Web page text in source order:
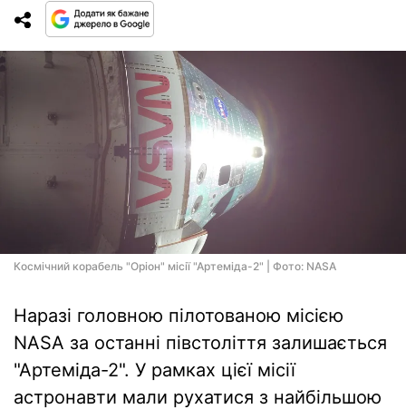
Космічний корабель "Оріон" місії "Артеміда-2" | Фото: NASA
Наразі головною пілотованою місією
NASA за останні півстоліття залишається
"Артеміда-2". У рамках цієї місії
астронавти мали рухатися з найбільшою